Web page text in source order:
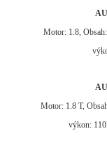
Motor: 1.8,
Motor: 1.8 T,
výkon: